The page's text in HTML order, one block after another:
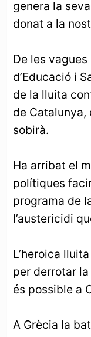
genera la
donat a la
De les
d’Educació i
de la lluita
de
sobirà.
Ha arribat el
polítiques
programa de
l’austericidi
L’heroica
per derrotar
és possible a
A Grècia la